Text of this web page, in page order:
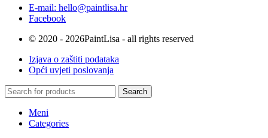
E-mail: hello@paintlisa.hr
Facebook
© 2020 - 2026PaintLisa - all rights reserved
Izjava o zaštiti podataka
Opći uvjeti poslovanja
Search
Meni
Categories